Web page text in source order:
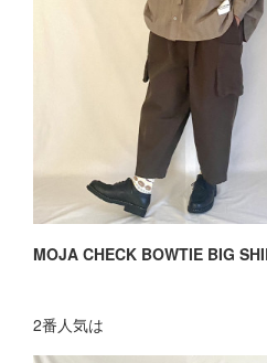
MOJA CHECK BOWTIE BIG
2番人気は